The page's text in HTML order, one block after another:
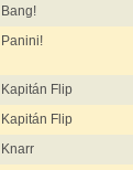
Bang!
Panini!
Kapitán Flip
Kapitán Flip
Knarr